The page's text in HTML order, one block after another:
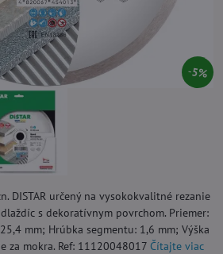
5%
DISTAR určený na vysokokvalitné rezanie
s dekoratívnym povrchom. Priemer:
mm; Hrúbka segmentu: 1,6 mm; Výška
za mokra. Ref: 11120048017 Čítajte viac